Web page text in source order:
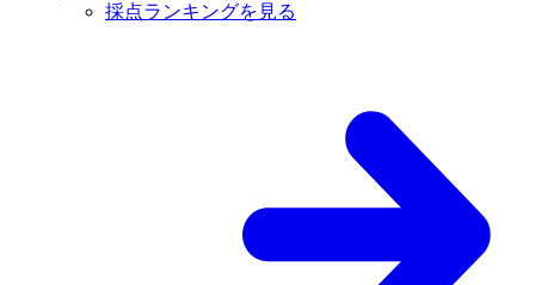
採点ランキングを見る